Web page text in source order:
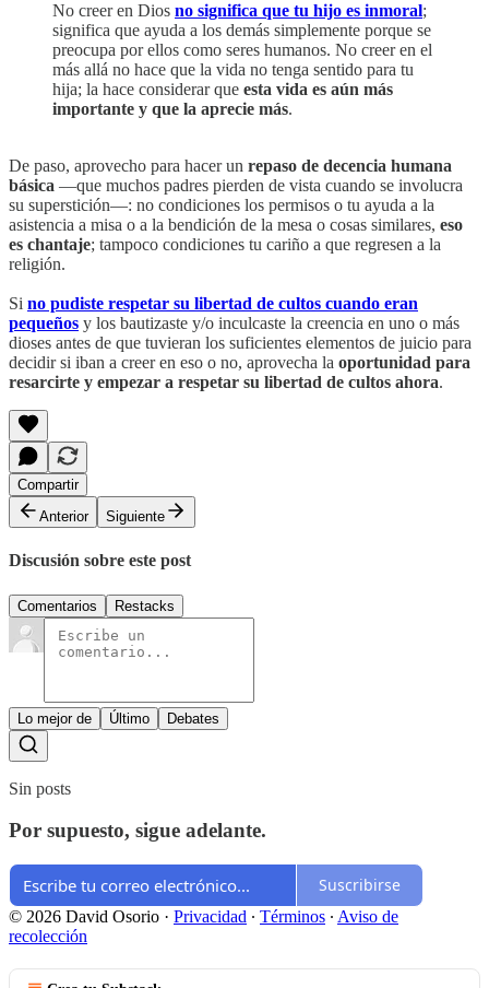
No creer en Dios no significa que tu hijo es inmoral;
significa que ayuda a los demás simplemente porque se
preocupa por ellos como seres humanos. No creer en el
más allá no hace que la vida no tenga sentido para tu
hija; la hace considerar que esta vida es aún más
importante y que la aprecie más.
De paso, aprovecho para hacer un repaso de decencia humana
básica —que muchos padres pierden de vista cuando se involucra
su superstición—: no condiciones los permisos o tu ayuda a la
asistencia a misa o a la bendición de la mesa o cosas similares, eso
es chantaje; tampoco condiciones tu cariño a que regresen a la
religión.
Si no pudiste respetar su libertad de cultos cuando eran
pequeños y los bautizaste y/o inculcaste la creencia en uno o más
dioses antes de que tuvieran los suficientes elementos de juicio para
decidir si iban a creer en eso o no, aprovecha la oportunidad para
resarcirte y empezar a respetar su libertad de cultos ahora.
Compartir
Anterior
Siguiente
Discusión sobre este post
Comentarios Restacks
Lo mejor de Último Debates
Sin posts
Por supuesto, sigue adelante.
Suscribirse
© 2026 David Osorio · Privacidad ∙ Términos ∙ Aviso de
recolección